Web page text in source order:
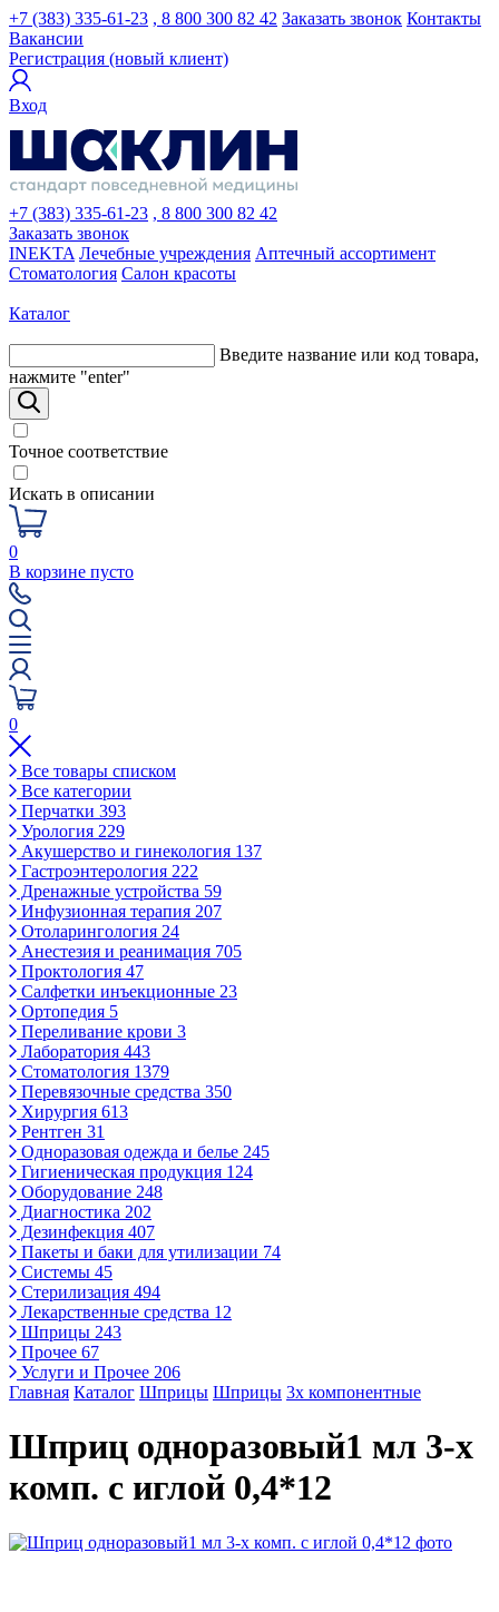
+7 (383) 335-61-23 , 8 800 300 82 42 Заказать звонок Контакты
Вакансии
Регистрация (новый клиент)
Вход
+7 (383) 335-61-23 , 8 800 300 82 42
Заказать звонок
INEKTA Лечебные учреждения Аптечный ассортимент
Стоматология Салон красоты
Каталог
Введите название или код товара,
нажмите "enter"
Точное соответствие
Искать в описании
0
В корзине пусто
0
Все товары списком
Все категории
Перчатки 393
Урология 229
Акушерство и гинекология 137
Гастроэнтерология 222
Дренажные устройства 59
Инфузионная терапия 207
Отоларингология 24
Анестезия и реанимация 705
Проктология 47
Салфетки инъекционные 23
Ортопедия 5
Переливание крови 3
Лаборатория 443
Стоматология 1379
Перевязочные средства 350
Хирургия 613
Рентген 31
Одноразовая одежда и белье 245
Гигиеническая продукция 124
Оборудование 248
Диагностика 202
Дезинфекция 407
Пакеты и баки для утилизации 74
Системы 45
Стерилизация 494
Лекарственные средства 12
Шприцы 243
Прочее 67
Услуги и Прочее 206
Главная Каталог Шприцы Шприцы 3х компонентные
Шприц одноразовый1 мл 3-х
комп. с иглой 0,4*12